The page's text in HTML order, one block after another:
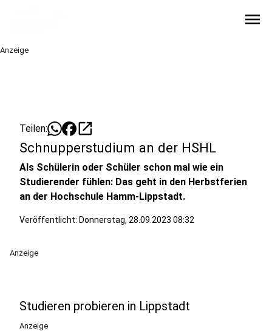
menu
Anzeige
Teilen: open_in_new
Schnupperstudium an der HSHL
Als Schülerin oder Schüler schon mal wie ein
Studierender fühlen: Das geht in den Herbstferien
an der Hochschule Hamm-Lippstadt.
Veröffentlicht: Donnerstag, 28.09.2023 08:32
Anzeige
Studieren probieren in Lippstadt
Anzeige